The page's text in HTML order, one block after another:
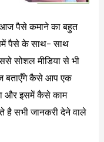
पैसे कमाने का बहुत
पैसे के साथ- साथ
सोशल मीडिया से भी
बताएँगे कैसे आप एक
और इसमें कैसे काम
सभी जानकरी देने वाले